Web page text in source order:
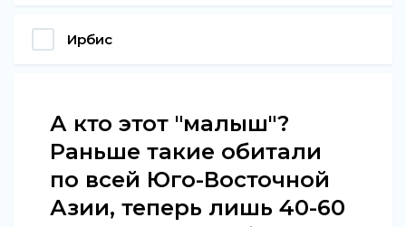
Ирбис
А кто этот "малыш"?
Раньше такие обитали
по всей Юго-Восточной
Азии, теперь лишь 40-60